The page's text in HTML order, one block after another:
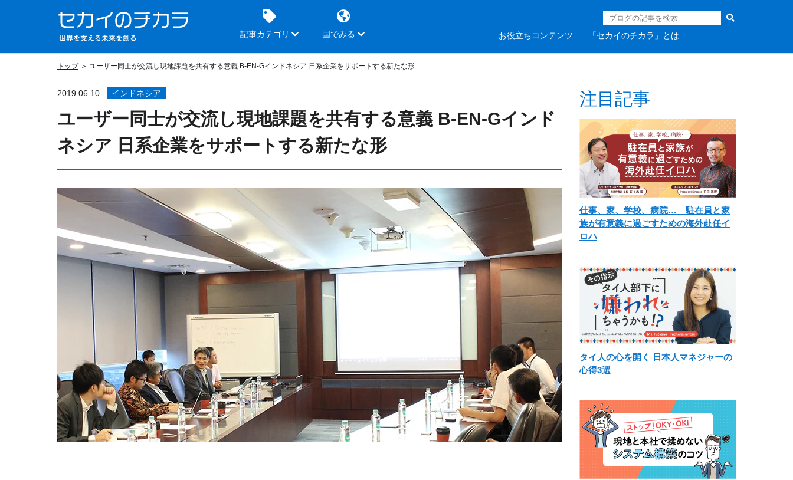
記事カテゴリ 国でみる お役立ちコンテンツ 「セカイのチカラ」とは
トップ ユーザー同士が交流し現地課題を共有する意義 B-EN-Gインドネシア 日系企業をサポートする新たな形
2019.06.10 インドネシア
ユーザー同士が交流し現地課題を共有する意義 B-EN-Gインド
ネシア 日系企業をサポートする新たな形
注目記事
仕事、家、学校、病院… 駐在員と家
族が有意義に過ごすための海外赴任イ
ロハ
タイ人の心を開く 日本人マネジャーの
心得3選